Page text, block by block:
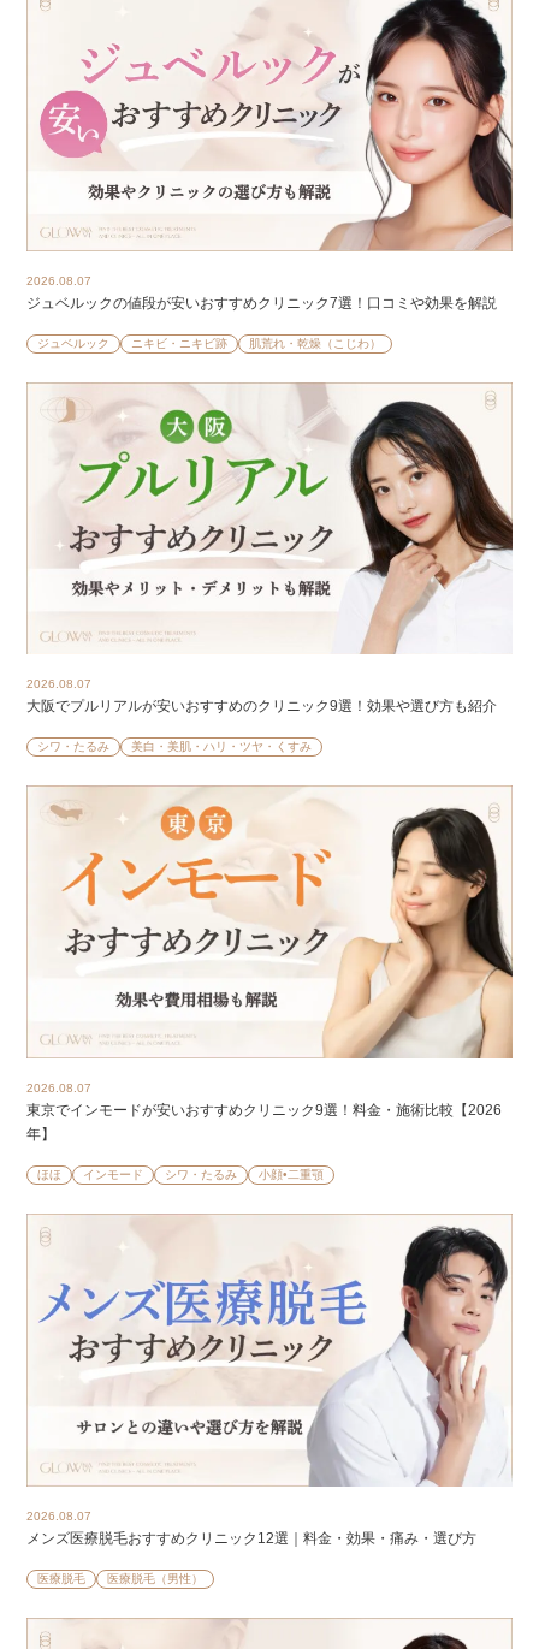
2026.08.07
ジュベルックの値段が安いおすすめクリニック7選！口コミや効果を解説
ジュベルック ニキビ・ニキビ跡 肌荒れ・乾燥（こじわ）
2026.08.07
大阪でプルリアルが安いおすすめのクリニック9選！効果や選び方も紹介
シワ・たるみ 美白・美肌・ハリ・ツヤ・くすみ
2026.08.07
東京でインモードが安いおすすめクリニック9選！料金・施術比較【2026
年】
ほほ インモード シワ・たるみ 小顔•二重顎
2026.08.07
メンズ医療脱毛おすすめクリニック12選｜料金・効果・痛み・選び方
医療脱毛 医療脱毛（男性）